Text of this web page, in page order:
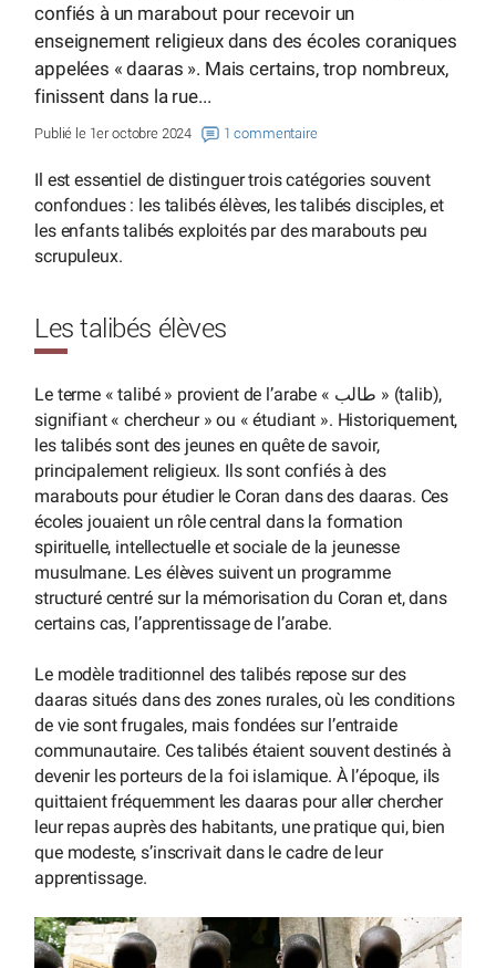
confiés à un marabout pour recevoir un
enseignement religieux dans des écoles coraniques
appelées « daaras ». Mais certains, trop nombreux,
finissent dans la rue...
Publié le 1er octobre 2024 1 commentaire
Il est essentiel de distinguer trois catégories souvent
confondues : les talibés élèves, les talibés disciples, et
les enfants talibés exploités par des marabouts peu
scrupuleux.
Les talibés élèves
Le terme « talibé » provient de l’arabe « طالب » (talib),
signifiant « chercheur » ou « étudiant ». Historiquement,
les talibés sont des jeunes en quête de savoir,
principalement religieux. Ils sont confiés à des
marabouts pour étudier le Coran dans des daaras. Ces
écoles jouaient un rôle central dans la formation
spirituelle, intellectuelle et sociale de la jeunesse
musulmane. Les élèves suivent un programme
structuré centré sur la mémorisation du Coran et, dans
certains cas, l’apprentissage de l’arabe.
Le modèle traditionnel des talibés repose sur des
daaras situés dans des zones rurales, où les conditions
de vie sont frugales, mais fondées sur l’entraide
communautaire. Ces talibés étaient souvent destinés à
devenir les porteurs de la foi islamique. À l’époque, ils
quittaient fréquemment les daaras pour aller chercher
leur repas auprès des habitants, une pratique qui, bien
que modeste, s’inscrivait dans le cadre de leur
apprentissage.